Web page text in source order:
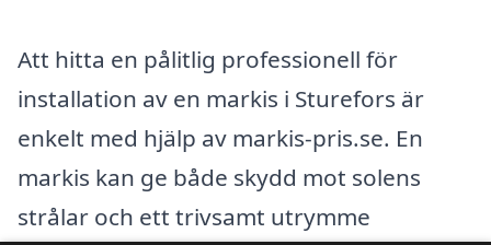
Att hitta en pålitlig professionell för
installation av en markis i Sturefors är
enkelt med hjälp av markis-pris.se. En
markis kan ge både skydd mot solens
strålar och ett trivsamt utrymme